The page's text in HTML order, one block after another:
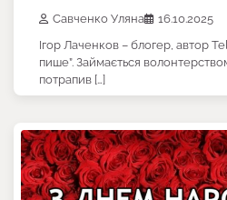
Савченко Уляна
16.10.2025
Ігор Лаченков – блогер, автор
пише”. Займається
потрапив […]